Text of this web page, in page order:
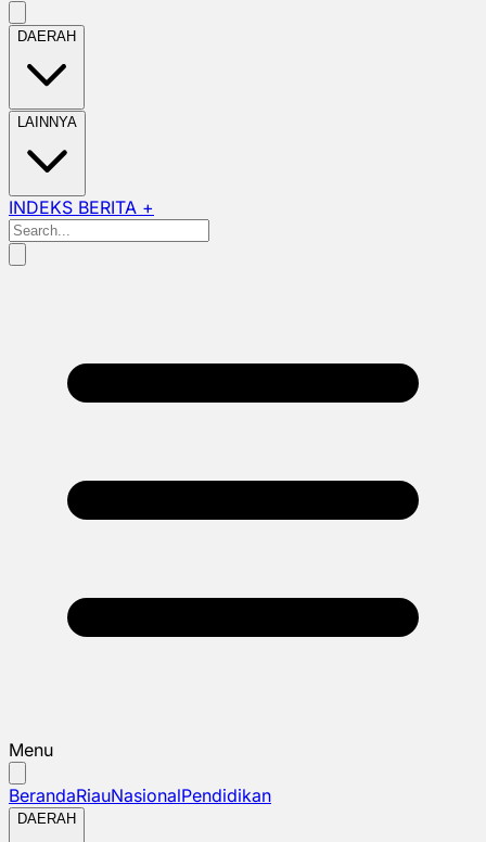
DAERAH
LAINNYA
INDEKS BERITA +
Menu
BerandaRiauNasionalPendidikan
DAERAH